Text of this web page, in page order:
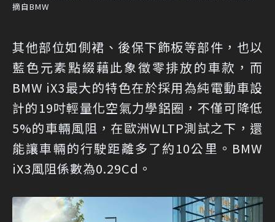
摘自BMW
其他部位如側裙、後保下飾板等部件，也以
藍色元素點綴藉此象徵零排放的車款，而
BMW iX3最大的特色在於採用為純電動車設
計的19吋輕量化空氣力學鋁圈，不僅可降低
5%的車輛風阻，在歐洲WLTP測試之下，還
能讓車輛的行駛距離多了約10公里。BMW
iX3風阻係數為0.29Cd。